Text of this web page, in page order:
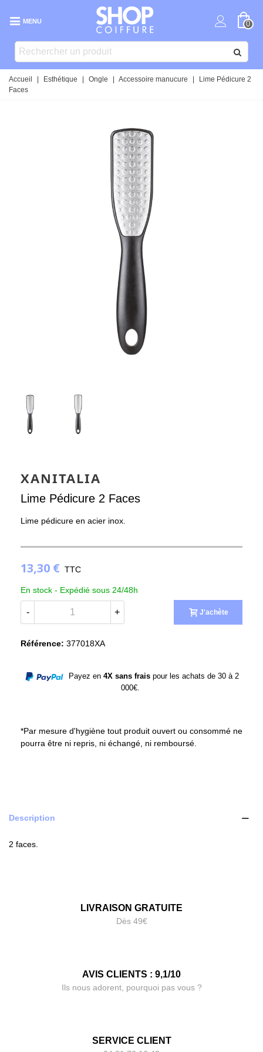
MENU 0
Accueil Esthétique Ongle Accessoire manucure
Lime Pédicure 2
Faces
XANITALIA
Lime Pédicure 2 Faces
Lime pédicure en acier inox.
13,30 € TTC
En stock - Expédié sous 24/48h
- + J'achète
Référence: 377018XA
Payez en 4X sans fraispour les achats de 30 à 2
000€.
*Par mesure d'hygiène tout produit ouvert ou consommé ne
pourra être ni repris, ni échangé, ni remboursé.
Description
2 faces.
LIVRAISON GRATUITE
Dès 49€
AVIS CLIENTS : 9,1/10
Ils nous adorent, pourquoi pas vous ?
SERVICE CLIENT